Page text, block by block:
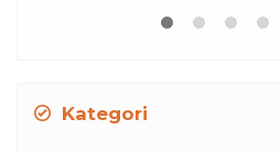
Kategori